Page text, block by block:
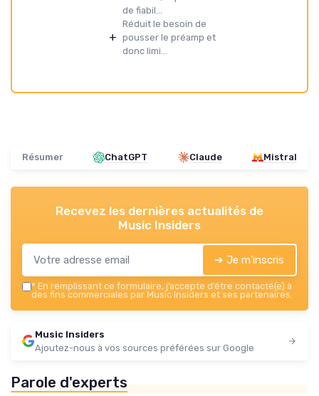
de fiabil...
+
Réduit le besoin de
pousser le préamp et
donc limi...
Résumer ChatGPT Claude Mistral
Recevez les dernières actualités de
Music Insiders
➔ Je m'inscris
* En remplissant ce formulaire, j’accepte d’être contacté(e) à
des fins commerciales par Music Insiders et ses partenaires.
Music Insiders
Ajoutez-nous à vos sources préférées sur Google
Parole d'experts